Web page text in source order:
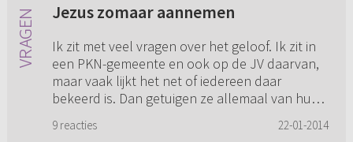
Jezus zomaar aannemen
Ik zit met veel vragen over het geloof. Ik zit in
een PKN-gemeente en ook op de JV daarvan,
maar vaak lijkt het net of iedereen daar
bekeerd is. Dan getuigen ze allemaal van hun
9 reacties 22-01-2014